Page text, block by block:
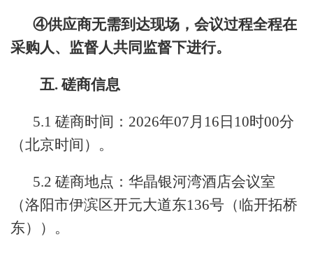
④供应商无需到达现场，会议过程全程在
采购人、监督人共同监督下进行。
五. 磋商信息
5.1 磋商时间：2026年07月16日10时00分
（北京时间）。
5.2 磋商地点：华晶银河湾酒店会议室
（洛阳市伊滨区开元大道东136号（临开拓桥
东））。